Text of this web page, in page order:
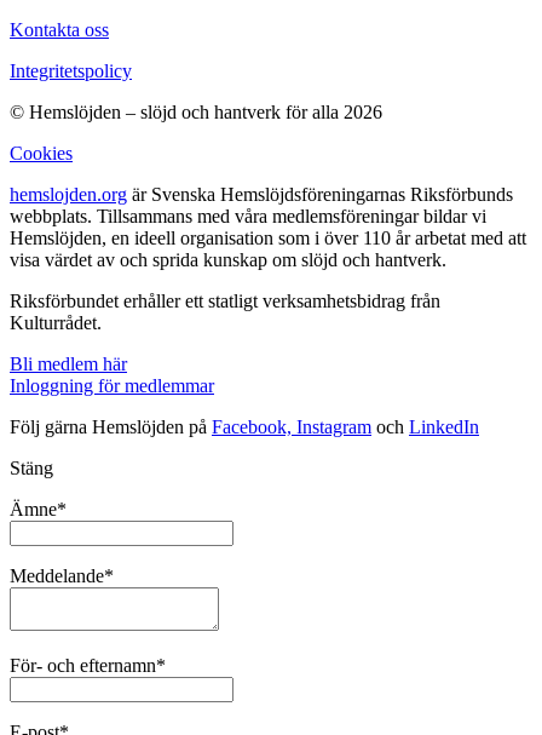
Kontakta oss
Integritetspolicy
© Hemslöjden – slöjd och hantverk för alla 2026
Cookies
hemslojden.org är Svenska Hemslöjdsföreningarnas Riksförbunds
webbplats. Tillsammans med våra medlemsföreningar bildar vi
Hemslöjden, en ideell organisation som i över 110 år arbetat med att
visa värdet av och sprida kunskap om slöjd och hantverk.
Riksförbundet erhåller ett statligt verksamhetsbidrag från
Kulturrådet.
Bli medlem här
Inloggning för medlemmar
Följ gärna Hemslöjden på Facebook, Instagram och LinkedIn
Stäng
Ämne*
Meddelande*
För- och efternamn*